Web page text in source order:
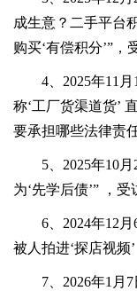
成生意？二手平台
购买‘有偿积分’”，
4、2025年11
称‘工厂货渠道货’
要承担哪些法律责
5、2025年10
为‘先学后债’” ，受
6、2024年12
被人拍进‘探店视频
7、2026年1月